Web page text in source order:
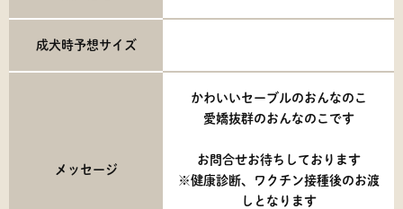
成犬時予想サイズ
メッセージ
かわいいセーブルのおんなのこ
愛嬌抜群のおんなのこです
お問合せお待ちしております
※健康診断、ワクチン接種後のお渡
しとなります